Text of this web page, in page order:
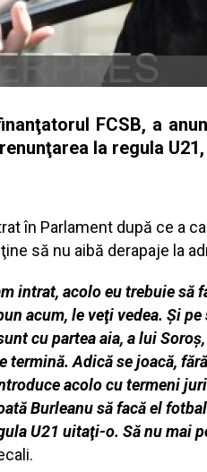
FCSB, a
la regula
în Parlament după ce a
să nu aibă derapaje la
intrat, acolo eu trebuie să
acum, le veţi vedea. Şi
cu partea aia, a lui
termină. Adică se joacă,
acolo cu termeni
Burleanu să facă el
U21 uitaţi-o. Să nu mai